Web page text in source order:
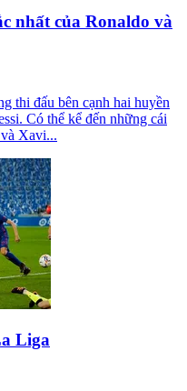
nhất của Ronaldo và
thi đấu bên cạnh hai huyền
Có thể kể đến những cái
Xavi...
Liga